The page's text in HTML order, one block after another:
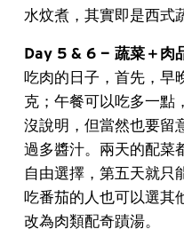
水炆煮，其實即是西式
Day 5 & 6 — 蔬菜＋肉
吃肉的日子，首先，早
克；午餐可以吃多一點
沒說明，但當然也要留
過多醬汁。兩天的配菜
自由選擇，第五天就只
吃番茄的人也可以選其
改為肉類配奇蹟湯。